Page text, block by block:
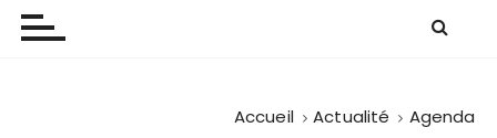
Accueil Actualité Agenda